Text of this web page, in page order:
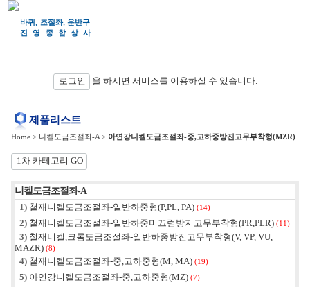
바퀴, 조절좌, 운반구
진영종합상 사
로그인 을 하시면 서비스를 이용하실 수 있습니다.
제품리스트
Home> 니켈도금조절좌-A> 아연강니켈도금조절좌-중,고하중방진고무부착형(MZR)
1차 카테고리 GO
니켈도금조절좌-A
1) 철재니켈도금조절좌-일반하중형(P,PL, PA) (14)
2) 철재니켈도금조절좌-일반하중미끄럼방지고무부착형(PR,PLR) (11)
3) 철재니켈,크롬도금조절좌-일반하중방진고무부착형(V, VP, VU,
MAZR) (8)
4) 철재니켈도금조절좌-중,고하중형(M, MA) (19)
5) 아연강니켈도금조절좌-중,고하중형(MZ) (7)